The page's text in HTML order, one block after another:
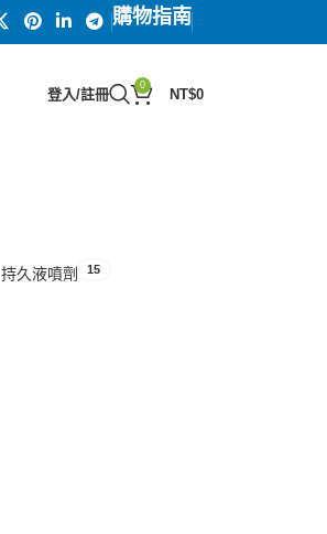
購物指南
登入/註冊
0
NT$0
持久液噴劑 15